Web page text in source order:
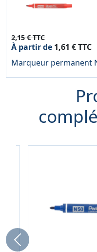
2,15 € TTC
À partir de 1,61 € TTC
Marqueur permanent
Previous